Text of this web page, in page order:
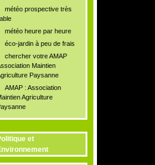
météo prospective très
météo heure par heure
éco-jardin à peu de frais
chercher votre AMAP
Maintien
Paysanne
AMAP : Association
Agriculture
et